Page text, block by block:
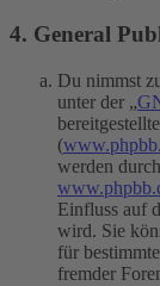
4. General
Du nimmst
unter der „
(
werden
Einfluss auf
wird. Sie
für
fremder